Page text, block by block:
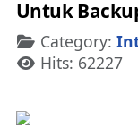
Untuk
Details
Category:
Hits: 62227